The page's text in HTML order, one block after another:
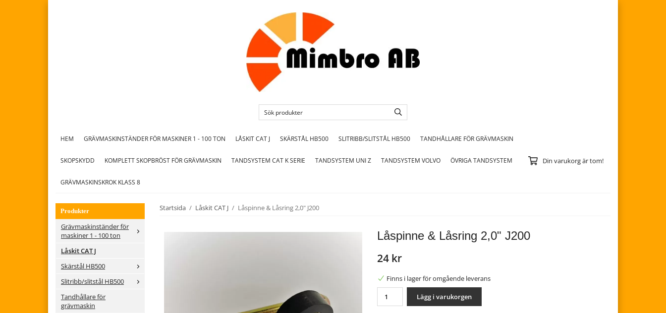
HEM GRÄVMASKINSTÄNDER FÖR MASKINER 1 - 100 TON LÅSKIT CAT J SKÄRSTÅL HB500 SLITRIBB/SLITSTÅL HB500 TANDHÅLLARE FÖR GRÄVMASKIN
SKOPSKYDD KOMPLETT SKOPBRÖST FÖR GRÄVMASKIN TANDSYSTEM CAT K SERIE TANDSYSTEM UNI Z TANDSYSTEM VOLVO ÖVRIGA TANDSYSTEM
GRÄVMASKINSKROK KLASS 8
Din varukorg är tom!
Produkter
Grävmaskinständer för
maskiner 1 - 100 ton
Låskit CAT J
Skärstål HB500
Slitribb/slitstål HB500
Tandhållare för
grävmaskin
Startsida / Låskit CAT J / Låspinne & Låsring 2,0" J200
Låspinne & Låsring 2,0" J200
24 kr
Finns i lager för omgående leverans
Lägg i varukorgen